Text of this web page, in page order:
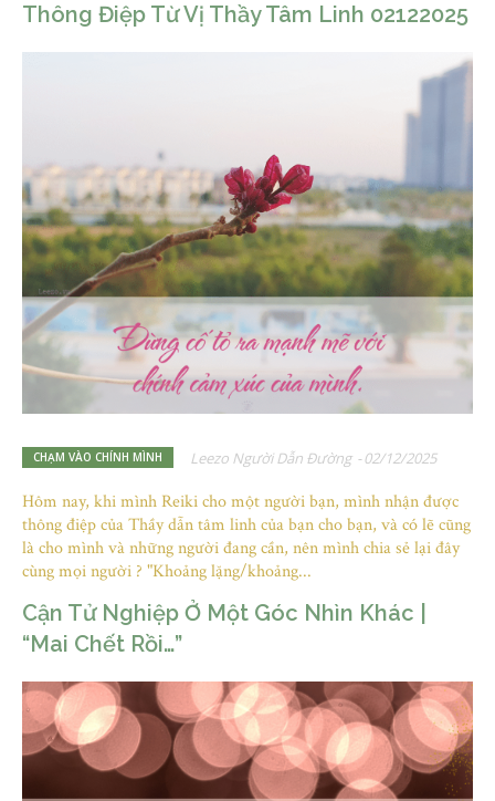
Thông Điệp Từ Vị Thầy Tâm Linh 02122025
CHẠM VÀO CHÍNH MÌNH Leezo Người Dẫn Đường -02/12/2025
Hôm nay, khi mình Reiki cho một người bạn, mình nhận được
thông điệp của Thầy dẫn tâm linh của bạn cho bạn, và có lẽ cũng
là cho mình và những người đang cần, nên mình chia sẻ lại đây
cùng mọi người ? "Khoảng lặng/khoảng...
Cận Tử Nghiệp Ở Một Góc Nhìn Khác |
“Mai Chết Rồi…”